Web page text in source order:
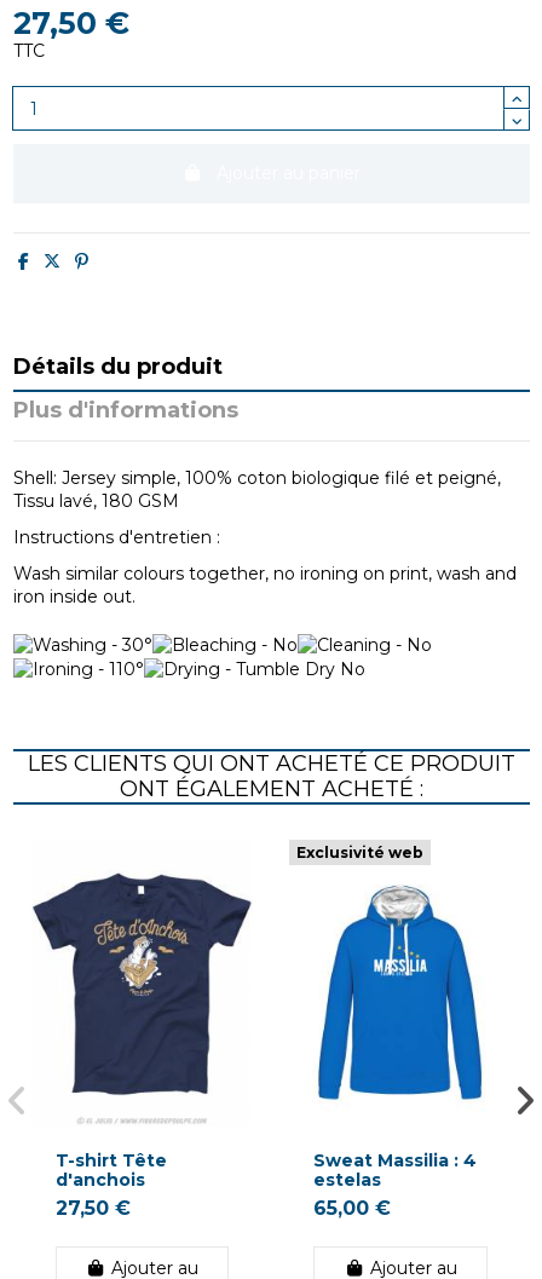
27,50 €
TTC
Détails du produit
Plus d'informations
Shell: Jersey simple, 100% coton biologique filé et peigné,
Tissu lavé, 180 GSM
Instructions d'entretien :
Wash similar colours together, no ironing on print, wash and
iron inside out.
LES CLIENTS QUI ONT ACHETÉ CE PRODUIT
ONT ÉGALEMENT ACHETÉ :
T-shirt Tête
d'anchois
27,50 €
Ajouter au
Exclusivité web
Sweat Massilia : 4
estelas
65,00 €
Ajouter au